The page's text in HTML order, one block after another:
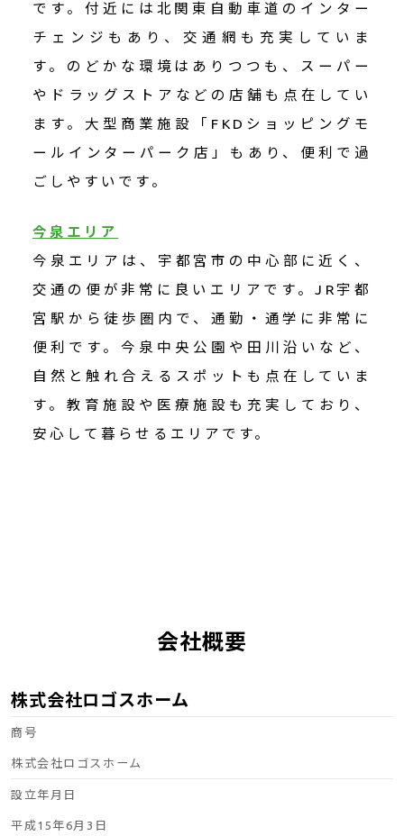
です。付近には北関東自動車道のインター
チェンジもあり、交通網も充実していま
す。のどかな環境はありつつも、スーパー
やドラッグストアなどの店舗も点在してい
ます。大型商業施設「FKDショッピングモ
ールインターパーク店」もあり、便利で過
ごしやすいです。
今泉エリア
今泉エリアは、宇都宮市の中心部に近く、
交通の便が非常に良いエリアです。JR宇都
宮駅から徒歩圏内で、通勤・通学に非常に
便利です。今泉中央公園や田川沿いなど、
自然と触れ合えるスポットも点在していま
す。教育施設や医療施設も充実しており、
安心して暮らせるエリアです。
会社概要
株式会社ロゴスホーム
商号
株式会社ロゴスホーム
設立年月日
平成15年6月3日